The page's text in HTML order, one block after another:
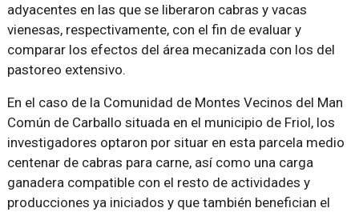
adyacentes en las que se liberaron cabras y vacas
vienesas, respectivamente, con el fin de evaluar y
comparar los efectos del área mecanizada con los del
pastoreo extensivo.
En el caso de la Comunidad de Montes Vecinos del Man
Común de Carballo situada en el municipio de Friol, los
investigadores optaron por situar en esta parcela medio
centenar de cabras para carne, así como una carga
ganadera compatible con el resto de actividades y
producciones ya iniciados y que también benefician el